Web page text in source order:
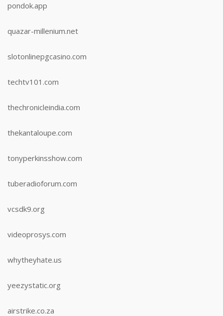
pondok.app
quazar-millenium.net
slotonlinepgcasino.com
techtv101.com
thechronicleindia.com
thekantaloupe.com
tonyperkinsshow.com
tuberadioforum.com
vcsdk9.org
videoprosys.com
whytheyhate.us
yeezystatic.org
airstrike.co.za